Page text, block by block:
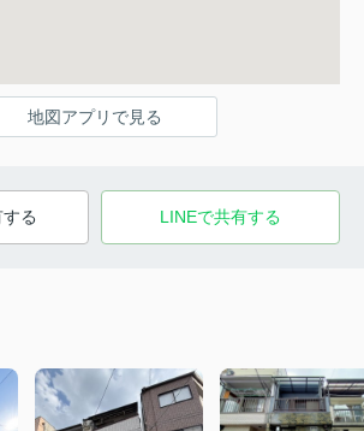
地図アプリで見る
る LINEで共有する